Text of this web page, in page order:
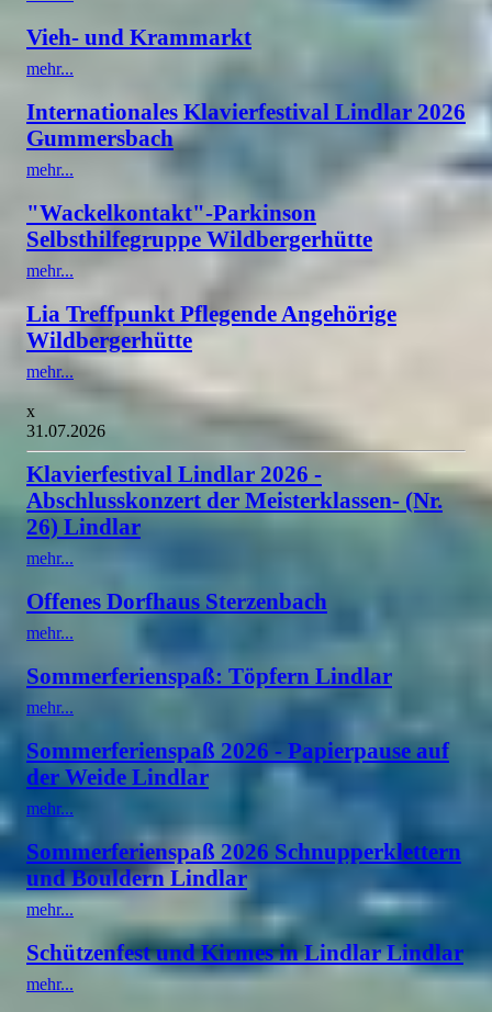
Vieh- und Krammarkt
mehr...
Internationales Klavierfestival Lindlar 2026
Gummersbach
mehr...
"Wackelkontakt"-Parkinson
Selbsthilfegruppe Wildbergerhütte
mehr...
Lia Treffpunkt Pflegende Angehörige
Wildbergerhütte
mehr...
x
31.07.2026
Klavierfestival Lindlar 2026 -
Abschlusskonzert der Meisterklassen- (Nr.
26) Lindlar
mehr...
Offenes Dorfhaus Sterzenbach
mehr...
Sommerferienspaß: Töpfern Lindlar
mehr...
Sommerferienspaß 2026 - Papierpause auf
der Weide Lindlar
mehr...
Sommerferienspaß 2026 Schnupperklettern
und Bouldern Lindlar
mehr...
Schützenfest und Kirmes in Lindlar Lindlar
mehr...